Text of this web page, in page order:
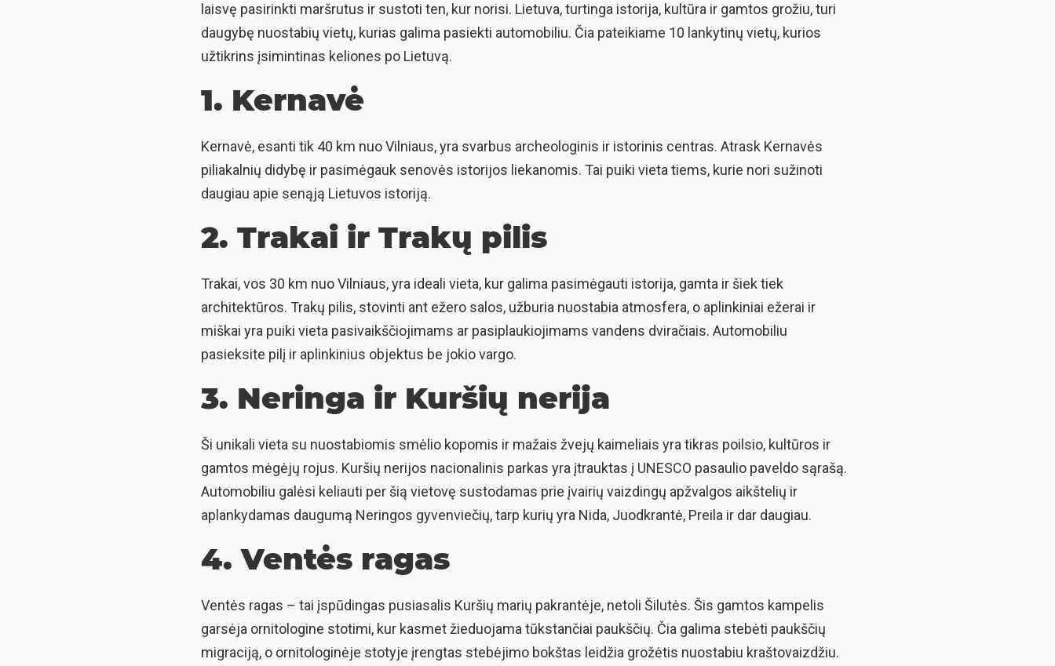
laisvę pasirinkti maršrutus ir sustoti ten, kur norisi. Lietuva, turtinga istorija, kultūra ir gamtos grožiu, turi
daugybę nuostabių vietų, kurias galima pasiekti automobiliu. Čia pateikiame 10 lankytinų vietų, kurios
užtikrins įsimintinas keliones po Lietuvą.
1. Kernavė
Kernavė, esanti tik 40 km nuo Vilniaus, yra svarbus archeologinis ir istorinis centras. Atrask Kernavės
piliakalnių didybę ir pasimėgauk senovės istorijos liekanomis. Tai puiki vieta tiems, kurie nori sužinoti
daugiau apie senąją Lietuvos istoriją.
2. Trakai ir Trakų pilis
Trakai, vos 30 km nuo Vilniaus, yra ideali vieta, kur galima pasimėgauti istorija, gamta ir šiek tiek
architektūros. Trakų pilis, stovinti ant ežero salos, užburia nuostabia atmosfera, o aplinkiniai ežerai ir
miškai yra puiki vieta pasivaikščiojimams ar pasiplaukiojimams vandens dviračiais. Automobiliu
pasieksite pilį ir aplinkinius objektus be jokio vargo.
3. Neringa ir Kuršių nerija
Ši unikali vieta su nuostabiomis smėlio kopomis ir mažais žvejų kaimeliais yra tikras poilsio, kultūros ir
gamtos mėgėjų rojus. Kuršių nerijos nacionalinis parkas yra įtrauktas į UNESCO pasaulio paveldo sąrašą.
Automobiliu galėsi keliauti per šią vietovę sustodamas prie įvairių vaizdingų apžvalgos aikštelių ir
aplankydamas daugumą Neringos gyvenviečių, tarp kurių yra Nida, Juodkrantė, Preila ir dar daugiau.
4. Ventės ragas
Ventės ragas – tai įspūdingas pusiasalis Kuršių marių pakrantėje, netoli Šilutės. Šis gamtos kampelis
garsėja ornitologine stotimi, kur kasmet žieduojama tūkstančiai paukščių. Čia galima stebėti paukščių
migraciją, o ornitologinėje stotyje įrengtas stebėjimo bokštas leidžia grožėtis nuostabiu kraštovaizdžiu.